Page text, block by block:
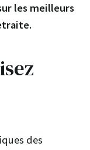
les meilleurs
des